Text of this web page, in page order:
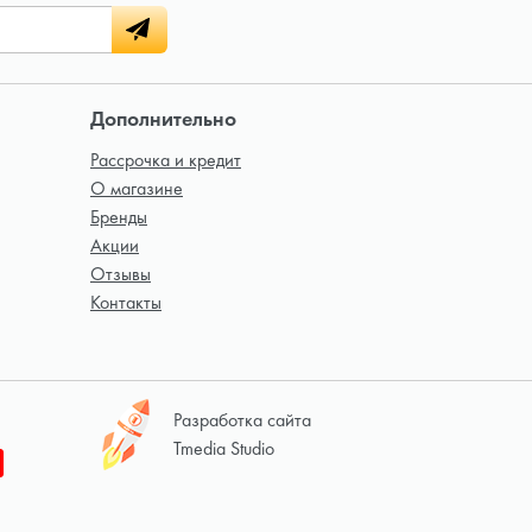
Дополнительно
Рассрочка и кредит
О магазине
Бренды
Акции
Отзывы
Контакты
Разработка сайта
Tmedia Studio